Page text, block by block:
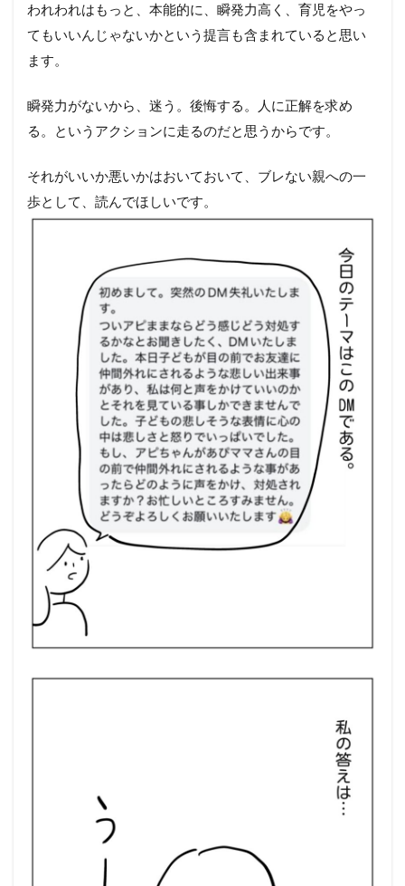
われわれはもっと、本能的に、瞬発力高く、育児をやっ
てもいいんじゃないかという提言も含まれていると思い
ます。
瞬発力がないから、迷う。後悔する。人に正解を求め
る。というアクションに走るのだと思うからです。
それがいいか悪いかはおいておいて、ブレない親への一
歩として、読んでほしいです。